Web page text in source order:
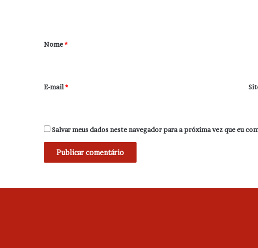
r
*
Nome*
E-mail*
Salvar meus dados neste navegador para a próxima vez que eu